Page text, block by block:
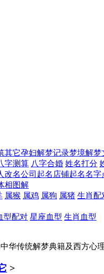
其它孕妇解梦记录梦境解梦
字测算 八字合婚 姓名打分
改名公司起名 店铺起名名字
相图解
属猴 属鸡 属狗 属猪 生肖配
型配对 星座血型 生肖血型
华传统解梦典籍及西方心
>